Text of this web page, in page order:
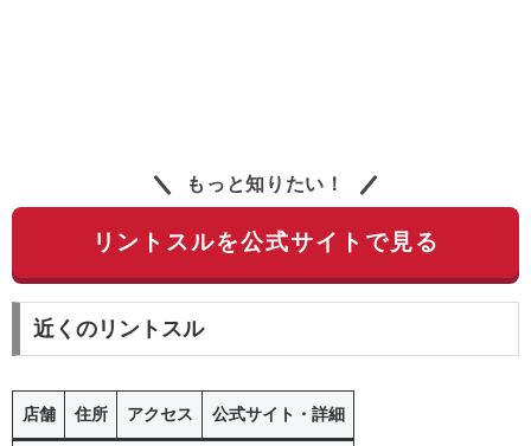
もっと知りたい！
リントスルを公式サイトで見る
近くのリントスル
店舗 住所 アクセス 公式サイト・詳細